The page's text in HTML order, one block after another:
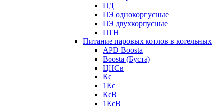
ПД
ПЭ однокорпусные
ПЭ двухкорпусные
ПТН
Питание паровых котлов в котельных
APD Boosta
Boosta (Буста)
ЦНСв
Кс
1Кс
КсВ
1КсВ